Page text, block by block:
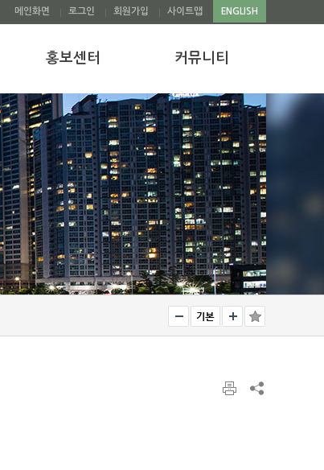
메인화면 로그인 회원가입 사이트맵 ENGLISH
홍보센터
행사안내
보도자료
갤러리
뉴스레터
동남권지역혁신INSIGHT
도시경영INSIGHT
커뮤니티
공지사항
공유자료실
Q&A